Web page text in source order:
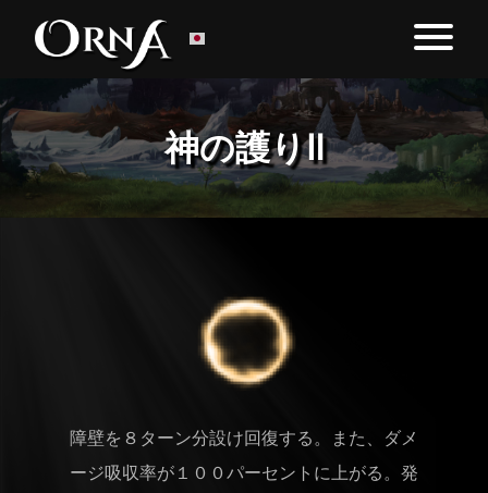
神の護りⅡ
障壁を８ターン分設け回復する。また、ダメ
ージ吸収率が１００パーセントに上がる。発